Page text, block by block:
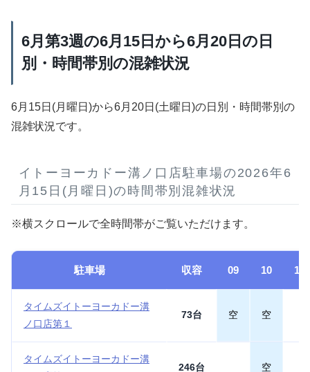
6月第3週の6月15日から6月20日の日
別・時間帯別の混雑状況
6月15日(月曜日)から6月20日(土曜日)の日別・時間帯別の
混雑状況です。
イトーヨーカドー溝ノ口店駐車場の2026年6
月15日(月曜日)の時間帯別混雑状況
※横スクロールで全時間帯がご覧いただけます。
駐車場 収容 09 10 11
タイムズイトーヨーカドー溝
ノ口店第１
73台 空 空
タイムズイトーヨーカドー溝
246台 空